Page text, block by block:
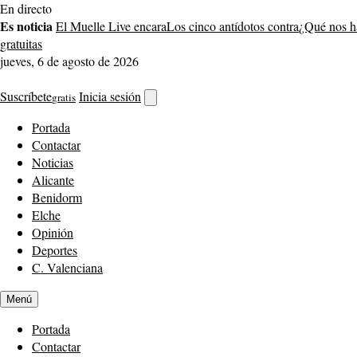
Saltar
al
contenido
En directo
Es noticiaEl Muelle Live encaraLos cinco antídotos contra¿Qué nos
gratuitas
jueves, 6 de agosto de 2026
Suscríbetegratis Inicia sesión
buscador
Portada
Contactar
Noticias
Alicante
Benidorm
Elche
Opinión
Deportes
C. Valenciana
Menú
Portada
Contactar